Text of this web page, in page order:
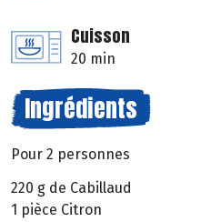
Cuisson
20 min
Ingrédients
Pour 2 personnes
220 g de Cabillaud
1 pièce Citron